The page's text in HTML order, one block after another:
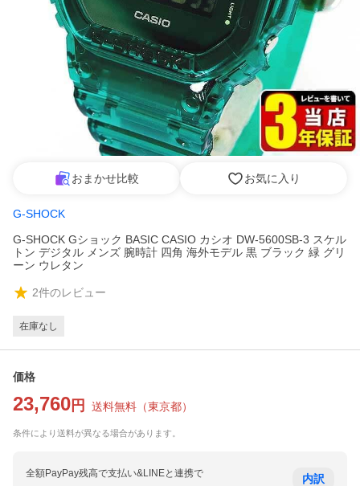
おまかせ比較 お気に入り
G-SHOCK
G-SHOCK Gショック BASIC CASIO カシオ DW-5600SB-3 スケル
トン デジタル メンズ 腕時計 四角 海外モデル 黒 ブラック 緑 グリ
ーン ウレタン
2件のレビュー
在庫なし
価格
23,760 円 送料無料 （東京都）
条件により送料が異なる場合があります。
全額PayPay残高で支払い&LINEと連携で 内訳